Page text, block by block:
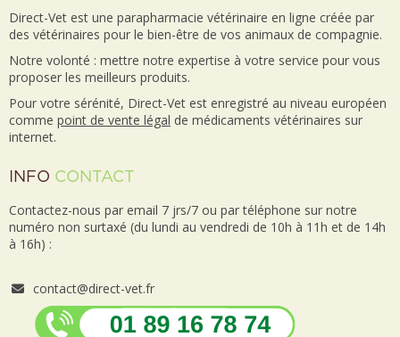
Direct-Vet est une parapharmacie vétérinaire en ligne créée par
des vétérinaires pour le bien-être de vos animaux de compagnie.
Notre volonté : mettre notre expertise à votre service pour vous
proposer les meilleurs produits.
Pour votre sérénité, Direct-Vet est enregistré au niveau européen
comme point de vente légal de médicaments vétérinaires sur
internet.
INFO CONTACT
Contactez-nous par email 7 jrs/7 ou par téléphone sur notre
numéro non surtaxé (du lundi au vendredi de 10h à 11h et de 14h
à 16h) :
contact@direct-vet.fr